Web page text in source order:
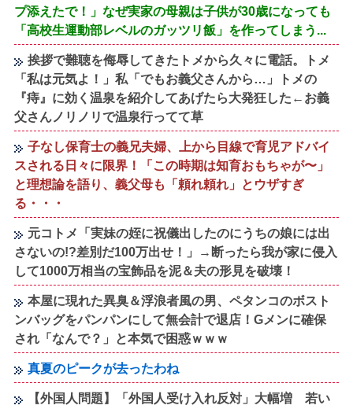
プ添えたで！」なぜ実家の母親は子供が30歳になっても
「高校生運動部レベルのガッツリ飯」を作ってしまう...
挨拶で難聴を侮辱してきたトメから久々に電話。トメ
「私は元気よ！」私「でもお義父さんから…」トメの
『痔』に効く温泉を紹介してあげたら大発狂した←お義
父さんノリノリで温泉行ってて草
子なし保育士の義兄夫婦、上から目線で育児アドバイ
スされる日々に限界！「この時期は知育おもちゃが〜」
と理想論を語り、義父母も「頼れ頼れ」とウザすぎ
る・・・
元コトメ「実妹の姪に祝儀出したのにうちの娘には出
さないの!?差別だ100万出せ！」→断ったら我が家に侵入
して1000万相当の宝飾品を泥＆夫の形見を破壊！
本屋に現れた異臭＆浮浪者風の男、ペタンコのボスト
ンバッグをパンパンにして無会計で退店！Gメンに確保
され「なんで？」と本気で困惑ｗｗｗ
真夏のピークが去ったわね
【外国人問題】「外国人受け入れ反対」大幅増 若い